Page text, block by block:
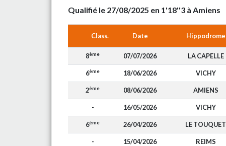
Qualifié le 27/08/2025 en 1'18''3 à Amiens
Class. Date Hippodrome
8ème 07/07/2026 LA CAPELLE
6ème 18/06/2026 VICHY
2ème 08/06/2026 AMIENS
- 16/05/2026 VICHY
6ème 26/04/2026 LE TOUQUET
- 15/04/2026 REIMS